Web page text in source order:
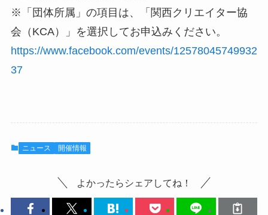
※「団体所属」の項目は、「関西クリエイター協
会（KCA）」を選択してお申込みください。
https://www.facebook.com/events/12578045749932
37
ニュース 開催情報
よかったらシェアしてね！